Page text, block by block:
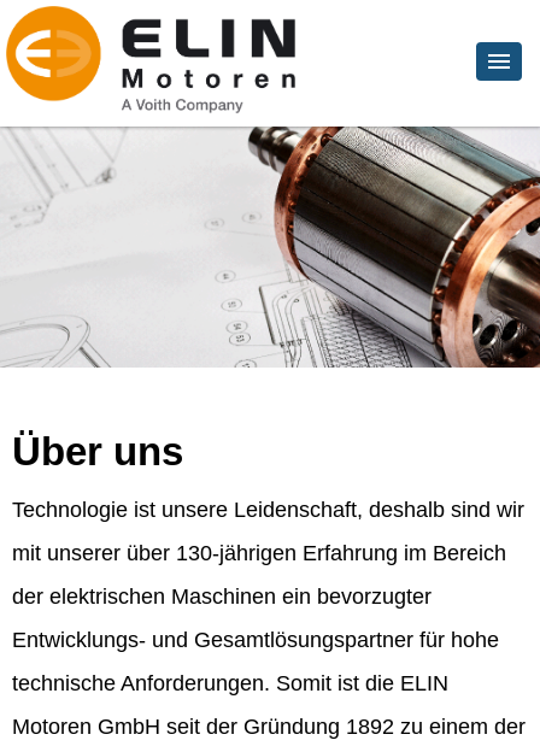
Über uns
Technologie ist unsere Leidenschaft, deshalb sind wir
mit unserer über 130-jährigen Erfahrung im Bereich
der elektrischen Maschinen ein bevorzugter
Entwicklungs- und Gesamtlösungspartner für hohe
technische Anforderungen. Somit ist die ELIN
Motoren GmbH seit der Gründung 1892 zu einem der